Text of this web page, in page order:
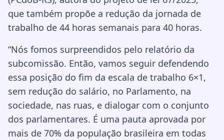
que também propõe a redução da jornada de
trabalho de 44 horas semanais para 40 horas.
“Nós fomos surpreendidos pelo relatório da
subcomissão. Então, vamos seguir defendendo
essa posição do fim da escala de trabalho 6×1,
sem redução do salário, no Parlamento, na
sociedade, nas ruas, e dialogar com o conjunto
dos parlamentares. É uma pauta aprovada por
mais de 70% da população brasileira em todas